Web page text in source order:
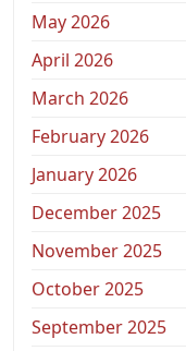
May 2026
April 2026
March 2026
February 2026
January 2026
December 2025
November 2025
October 2025
September 2025